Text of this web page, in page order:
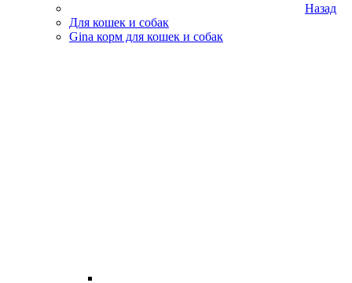
Назад
Для кошек и собак
Gina корм для кошек и собак